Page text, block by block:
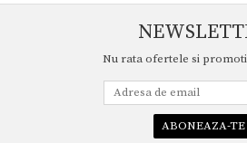
Nu rata ofertele si